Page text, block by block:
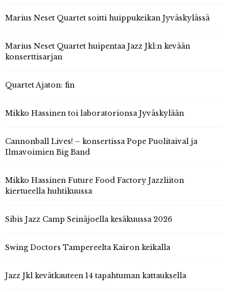
Marius Neset Quartet soitti huippukeikan Jyväskylässä
Marius Neset Quartet huipentaa Jazz Jkl:n kevään
konserttisarjan
Quartet Ajaton: fin
Mikko Hassinen toi laboratorionsa Jyväskylään
Cannonball Lives! – konsertissa Pope Puolitaival ja
Ilmavoimien Big Band
Mikko Hassinen Future Food Factory Jazzliiton
kiertueella huhtikuussa
Sibis Jazz Camp Seinäjoella kesäkuussa 2026
Swing Doctors Tampereelta Kairon keikalla
Jazz Jkl kevätkauteen 14 tapahtuman kattauksella